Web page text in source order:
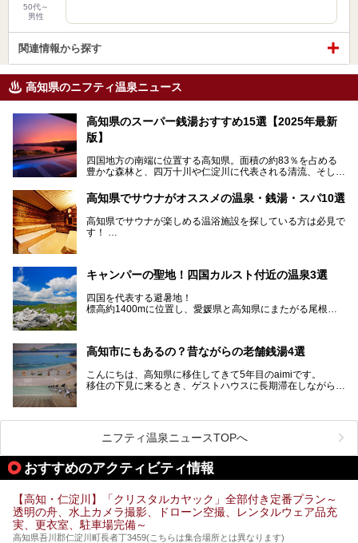
50代～
男性
関連情報から探す
高知県のニフティ温泉ニュース
高知県のスーパー銭湯おすすめ15選【2025年最新
版】
四国地方の南端に位置する高知県。面積の約83％を占める
豊かな森林と、四万十川や仁淀川に代表される清流、そして
魅力がぎゅっと詰まった県です。
高知県はまた、カツオのたたきをはじめとする海産物や清流
で育つ川魚、大皿にごちそうがどっさり盛られた皿鉢料理、
柚子などの柑橘類、地酒といったグルメが充実していること
でも知られます。ここでは、温泉とあわせて自然の景観やグ
高知県でサウナがオススメの温泉・銭湯・スパ10選
高知県でサウナが楽しめる温浴施設を探している方は必見で
す！
ぜひこれを読んで高知のサウナ探しの参考してくださいね！
キャンパーの聖地！四国カルスト付近の温泉3選
四国を代表する避暑地！
標高約1400mに位置し、愛媛県と高知県にまたがる尾根沿
が見れる場所。
帰り温泉（お風呂）がありません。
中でもライターおすすめの３つの温泉をご紹介します。
などが問題なければ、温泉に入ってから向かうことをオスス
メします。
なぜなら最寄り温泉でも車で４０分、山を降りていかねばな
りませんからね…！！
もしくは、翌日キャンプ帰りに立ち寄るのもおすすめです。
それでは見ていきましょう。
高知市にもあるの？昔ながらの老舗銭湯4選
こんにちは、高知県に移住してきて5年目のaimiです。
移住の下見に来るとき、ゲストハウスに長期滞在しながら観
高知市というと、高知県の人口の半分が集まっているにぎや
かなイメージがある方も多いかと思いますが、昔ながらの老
舗銭湯がけっこうな数あるのですよ。
規模は小さいながら、元気に営業中なので観光がてら訪問し
てみてはいかがでしょう？
Kですよ♪
それではチェックしてきましょう♪
ニフティ温泉ニュースTOPへ
おすすめのアクティビティ情報
【高知・仁淀川】「クリスタルカヤック」全部付き定番プラン～
透明の舟、水上カメラ撮影、ドローン空撮、レンタルウェア品充
実、更衣室、駐車場完備～
高知県吾川郡仁淀川町長者丁3459(こちらは集合場所とは異なります)